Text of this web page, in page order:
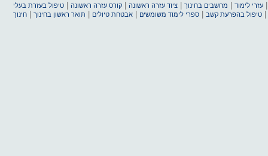
עזרי לימוד מחשבים בחינוך |ציוד עזרה ראשונה |קורס עזרה ראשונה |טיפול בעזרת בעלי
|טיפול בהפרעת קשב |ספרי לימוד משומשים |אבטחת טיולים תואר ראשון בחינוך |חינוך